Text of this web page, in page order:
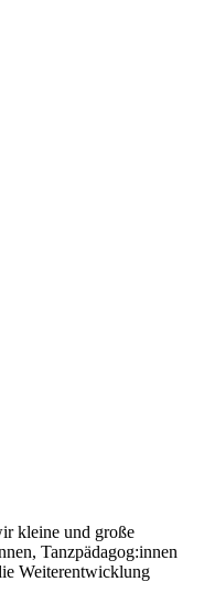
kleine und große
Tanzpädagog:innen
Weiterentwicklung